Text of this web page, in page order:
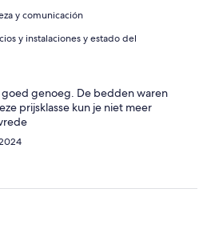
y comunicación
y instalaciones y estado del
genoeg. De bedden waren
prijsklasse kun je niet meer